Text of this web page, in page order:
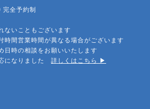
全予約制
ないこともございます
時間営業時間が異なる場合がございます
日時の相談をお願いいたします
になりました 詳しくはこちら ▶︎